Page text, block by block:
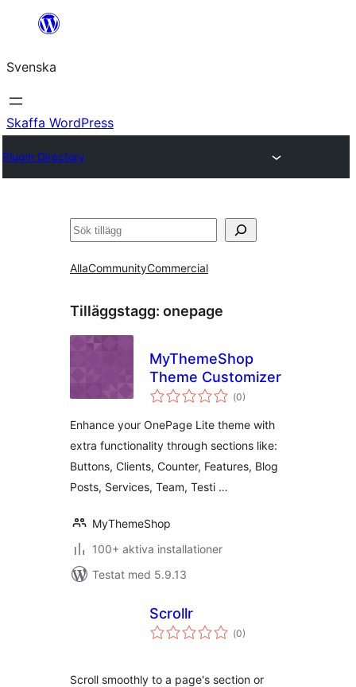
Hoppa
innehåll
Svenska
Skaffa WordPress
Plugin Directory
Sök
AllaCommunityCommercial
Tilläggstagg: onepage
MyThemeShop
Theme Customizer
(Totalt
antal
0)
Enhance your OnePage Lite theme with
extra functionality through sections like:
Buttons, Clients, Counter, Features, Blog
Posts, Services, Team, Testi …
MyThemeShop
100+ aktiva installationer
Testat med 5.9.13
Scrollr
(Totalt
antal
0)
Scroll smoothly to a page's section or